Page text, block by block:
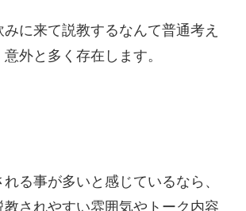
に来て説教するなんて普通考え
外と多く存在します。
る事が多いと感じているなら、
教されやすい雰囲気やトーク内容